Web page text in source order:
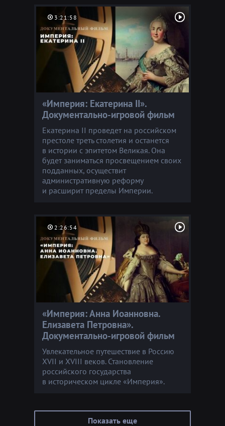
3:21:58
«Империя: Екатерина II».
Документально-игровой фильм
Екатерина II проведет на российском
престоле треть столетия и останется
в истории с эпитетом Великая. Она
будет заниматься просвещением своих
подданных, осуществит
административную реформу
и расширит пределы Империи.
2:26:54
«Империя: Анна Иоанновна.
Елизавета Петровна».
Документально-игровой фильм
Увлекательное путешествие в Россию
XVII и XVIII веков. Становление
российского государства
в историческом цикле «Империя».
Показать еще